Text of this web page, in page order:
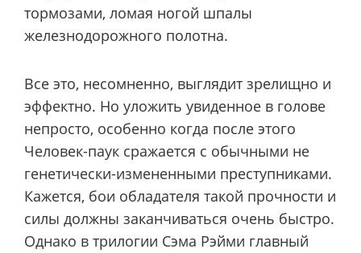
тормозами, ломая ногой шпалы
железнодорожного полотна.
Все это, несомненно, выглядит зрелищно и
эффектно. Но уложить увиденное в голове
непросто, особенно когда после этого
Человек-паук сражается с обычными не
генетически-измененными преступниками.
Кажется, бои обладателя такой прочности и
силы должны заканчиваться очень быстро.
Однако в трилогии Сэма Рэйми главный